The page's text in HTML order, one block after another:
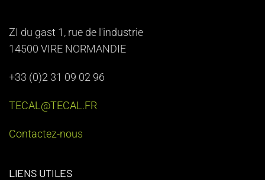
ZI du gast 1, rue de l'industrie
14500 VIRE NORMANDIE
+33 (0)2 31 09 02 96
TECAL@TECAL.FR
Contactez-nous
LIENS UTILES